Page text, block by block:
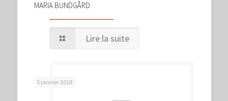
MARIA BUNDGÅRD
Lire la suite
5 janvier 2018